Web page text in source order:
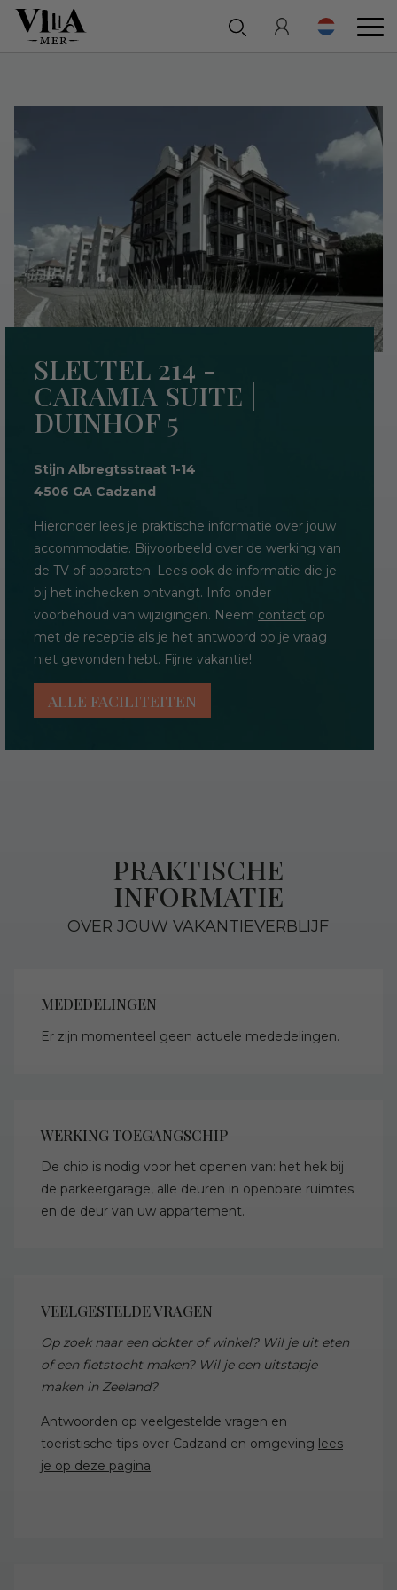
SLEUTEL 214 -
CARAMIA SUITE |
DUINHOF 5
Stijn Albregtsstraat 1-14
4506 GA Cadzand
Hieronder lees je praktische informatie over jouw
accommodatie. Bijvoorbeeld over de werking van
de TV of apparaten. Lees ook de informatie die je
bij het inchecken ontvangt. Info onder
voorbehoud van wijzigingen. Neem contact op
met de receptie als je het antwoord op je vraag
niet gevonden hebt. Fijne vakantie!
ALLE FACILITEITEN
PRAKTISCHE
INFORMATIE
OVER JOUW VAKANTIEVERBLIJF
MEDEDELINGEN
Er zijn momenteel geen actuele mededelingen.
WERKING TOEGANGSCHIP
De chip is nodig voor het openen van: het hek bij
de parkeergarage, alle deuren in openbare ruimtes
en de deur van uw appartement.
VEELGESTELDE VRAGEN
Op zoek naar een dokter of winkel? Wil je uit eten
of een fietstocht maken? Wil je een uitstapje
maken in Zeeland?
Antwoorden op veelgestelde vragen en
toeristische tips over Cadzand en omgeving lees
je op deze pagina.